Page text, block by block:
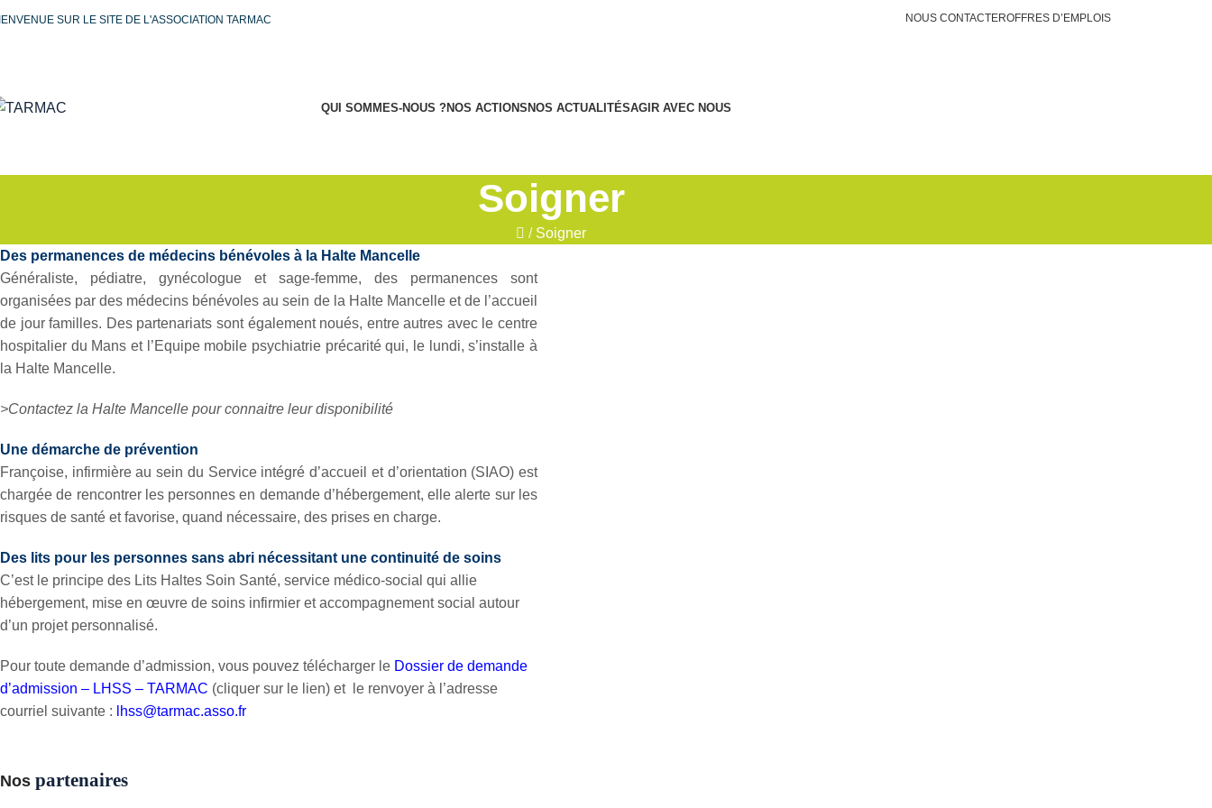
SUR LE SITE DE L'ASSOCIATION TARMAC NOUS CONTACTEROFFRES D’EMPLOIS
QUI SOMMES-NOUS ?NOS ACTIONSNOS ACTUALITÉSAGIR AVEC NOUS
Soigner
/ Soigner
Des permanences de médecins bénévoles à la Halte Mancelle
Généraliste, pédiatre, gynécologue et sage-femme, des permanences sont
organisées par des médecins bénévoles au sein de la Halte Mancelle et de l’accueil
de jour familles. Des partenariats sont également noués, entre autres avec le centre
hospitalier du Mans et l’Equipe mobile psychiatrie précarité qui, le lundi, s’installe à
la Halte Mancelle.
>Contactez la Halte Mancelle pour connaitre leur disponibilité
Une démarche de prévention
Françoise, infirmière au sein du Service intégré d’accueil et d’orientation (SIAO) est
chargée de rencontrer les personnes en demande d’hébergement, elle alerte sur les
risques de santé et favorise, quand nécessaire, des prises en charge.
Des lits pour les personnes sans abri nécessitant une continuité de soins
C’est le principe des Lits Haltes Soin Santé, service médico-social qui allie
hébergement, mise en œuvre de soins infirmier et accompagnement social autour
d’un projet personnalisé.
Pour toute demande d’admission, vous pouvez télécharger le Dossier de demande
d’admission – LHSS – TARMAC (cliquer sur le lien) et le renvoyer à l’adresse
courriel suivante :
lhss@tarmac.asso.fr
Nos partenaires